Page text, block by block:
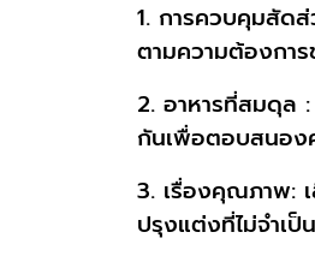
1. การควบคุมสัด
ตามความต้องกา
2. อาหารที่สมดุล
กันเพื่อตอบสนอง
3. เรื่องคุณภาพ:
ปรุงแต่งที่ไม่จำเป็น